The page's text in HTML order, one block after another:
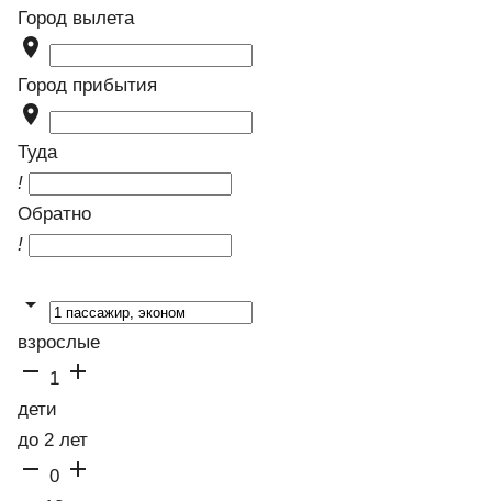
Город вылета

Город прибытия

Туда
!
Обратно
!

взрослые
 1 
дети
до 2 лет
 0 